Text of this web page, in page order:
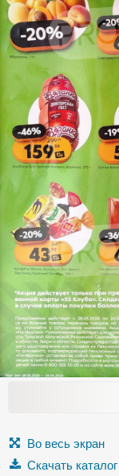
Во весь экран
Скачать